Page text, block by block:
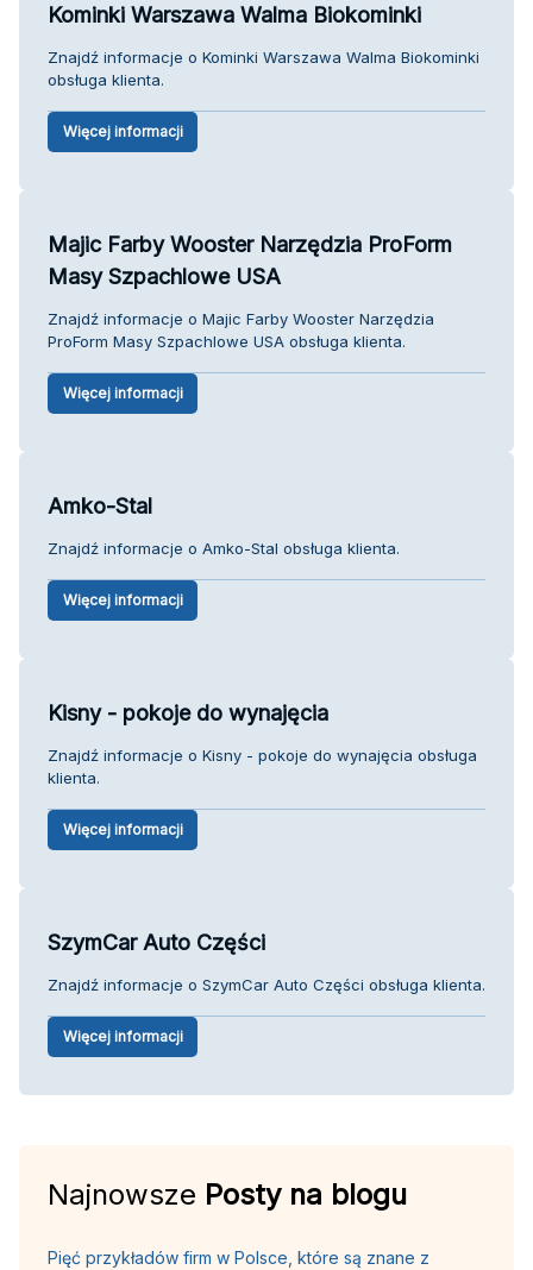
Kominki Warszawa Walma Biokominki
Znajdź informacje o Kominki Warszawa Walma Biokominki
obsługa klienta.
Więcej informacji
Majic Farby Wooster Narzędzia ProForm
Masy Szpachlowe USA
Znajdź informacje o Majic Farby Wooster Narzędzia
ProForm Masy Szpachlowe USA obsługa klienta.
Więcej informacji
Amko-Stal
Znajdź informacje o Amko-Stal obsługa klienta.
Więcej informacji
Kisny - pokoje do wynajęcia
Znajdź informacje o Kisny - pokoje do wynajęcia obsługa
klienta.
Więcej informacji
SzymCar Auto Części
Znajdź informacje o SzymCar Auto Części obsługa klienta.
Więcej informacji
Najnowsze Posty na blogu
Pięć przykładów firm w Polsce, które są znane z